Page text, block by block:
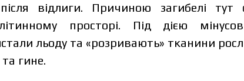
відлиги. Причиною загибелі
просторі. Під дією
льоду та «розривають» тканини
гине.